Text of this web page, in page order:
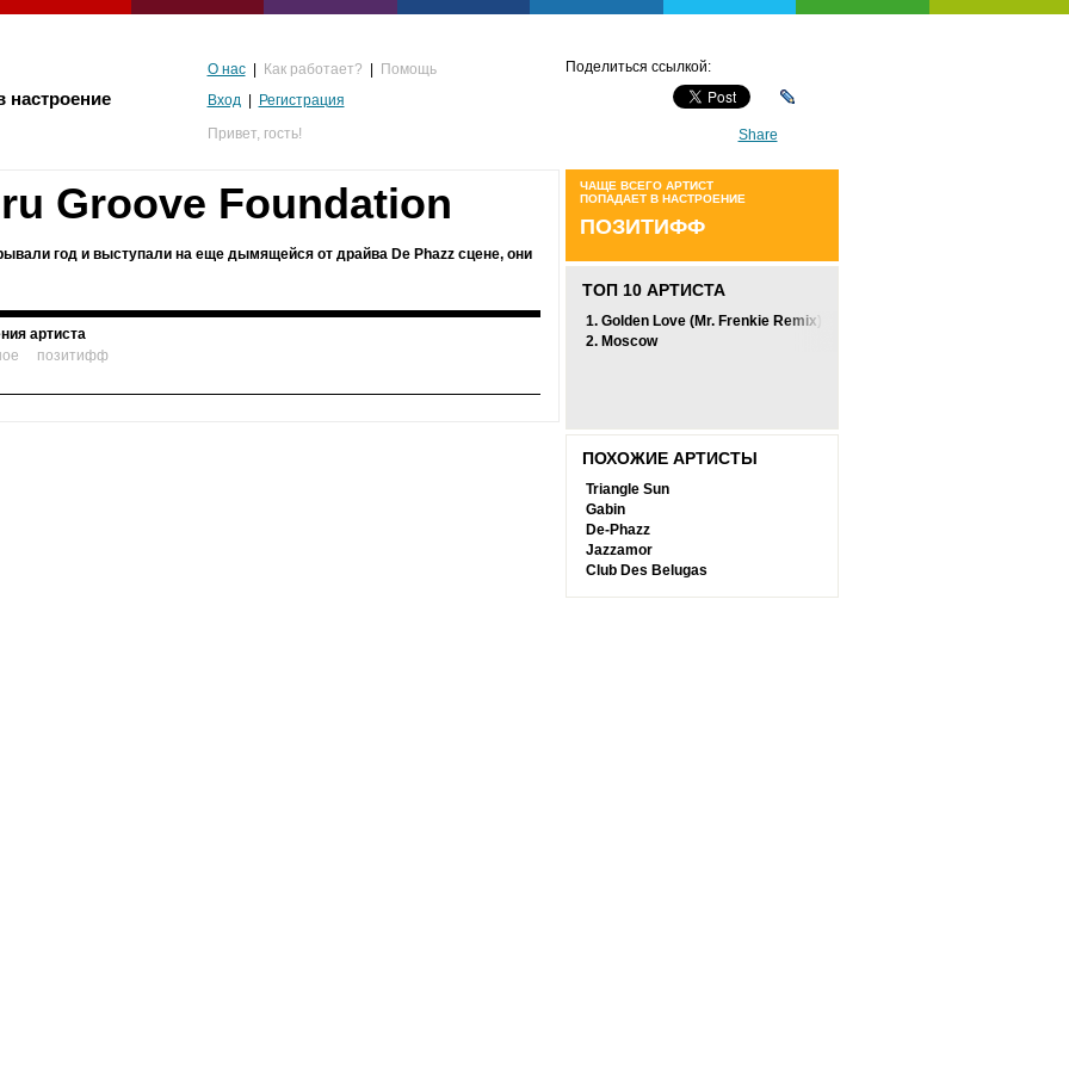
настроение
О нас Как работает?
Помощь
Вход
Регистрация
Привет, гость!
Поделиться ссылкой:
Share
Groove Foundation
год и выступали на еще дымящейся от драйва De Phazz сцене, они
артиста
позитифф
ЧАЩЕ ВСЕГО АРТИСТ
ПОПАДАЕТ В НАСТРОЕНИЕ
ПОЗИТИФФ
ТОП 10 АРТИСТА
1. Golden Love (Mr. Frenkie Remix)
2. Moscow
ПОХОЖИЕ АРТИСТЫ
Triangle Sun
Gabin
De-Phazz
Jazzamor
Club Des Belugas